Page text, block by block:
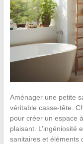
Aménager une petite
véritable casse-tête.
pour créer un espace
plaisant. L’ingéniosité
sanitaires et éléments